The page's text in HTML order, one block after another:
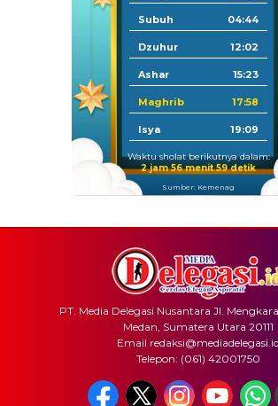
Subuh 04:44
Dzuhur 12:02
Ashar 15:23
Maghrib 17:58
Isya 19:09
Waktu sholat berikutnya dalam:
2 jam 56 menit 58 detik
Sumber: Kemenag
PT. Media Delegasi Nusantara Jl.
Medan, Sumatera Utara 20111
Email redaksi@mediadelegasi.id
Telepon: (061) 42001750